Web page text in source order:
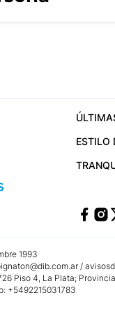
ESTILO
1993
/
Piso 4, La Plata;
+5492215031783